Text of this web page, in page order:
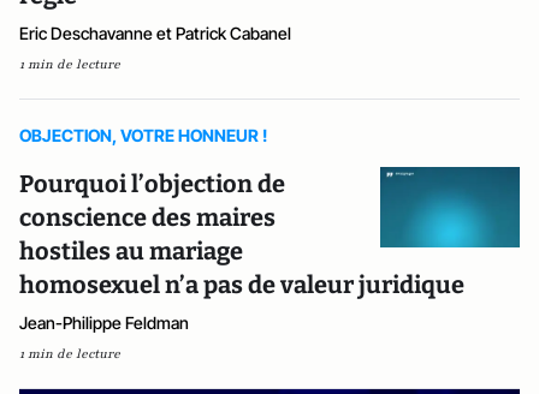
Eric Deschavanne et Patrick Cabanel
1 min de lecture
OBJECTION, VOTRE HONNEUR !
Pourquoi l’objection de
conscience des maires
hostiles au mariage
homosexuel n’a pas de valeur juridique
Jean-Philippe Feldman
1 min de lecture